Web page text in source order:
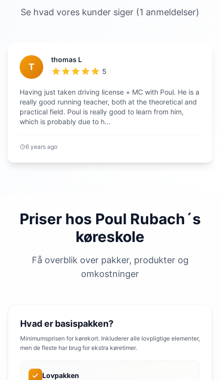
Se hvad vores kunder siger (1 anmeldelser)
T
thomas L
5
Having just taken driving license + MC with Poul. He is a
really good running teacher, both at the theoretical and
practical field. Poul is really good to learn from him,
which is probably due to h...
6 years ago
Priser hos Poul Rubach´s
køreskole
Få overblik over pakker, produkter og
omkostninger
Hvad er basispakken?
Minimumsprisen for kørekort. Inkluderer alle lovpligtige elementer,
men de fleste har brug for ekstra køretimer.
Lovpakken